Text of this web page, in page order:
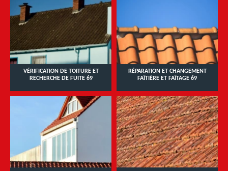
VÉRIFICATION DE TOITURE ET
RECHERCHE DE FUITE 69
RÉPARATION ET CHANGEMENT
FAÎTIÈRE ET FAÎTAGE 69